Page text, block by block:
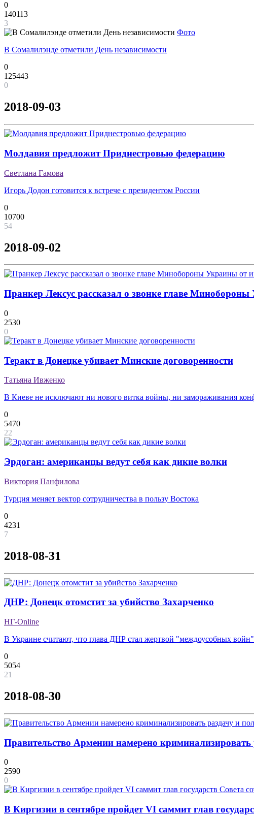
0
140113
3
Фото
В Сомалилэнде отметили День независимости
0
125443
0
2018-09-03
Молдавия предложит Приднестровью федерацию
Светлана Гамова
Игорь Додон готовится к встрече с президентом России
0
10700
54
2018-09-02
Пранкер Лексус рассказал о звонке главе
0
2530
0
Теракт в Донецке убивает Минские договоренности
Татьяна Ивженко
В Киеве не исключают ни нового витка войны, ни замораживания
0
5470
22
Эрдоган: американцы ведут себя как дикие волки
Виктория Панфилова
Турция меняет вектор сотрудничества в пользу Востока
0
4231
7
2018-08-31
ДНР: Донецк отомстит за убийство Захарченко
НГ-Online
В Украине считают, что глава ДНР стал жертвой "междоусобных войн"
0
5054
21
2018-08-30
Правительство Армении намерено
0
2590
0
В Киргизии в сентябре пройдет VI саммит глав